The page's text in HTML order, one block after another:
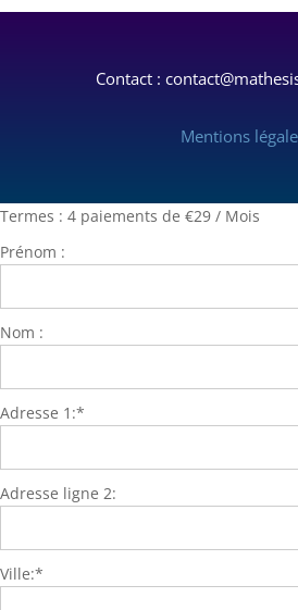
Contact :
Mentions
Termes : 4 paiements de €29 / Mois
Prénom :
Nom :
Adresse 1:*
Adresse ligne 2:
Ville:*